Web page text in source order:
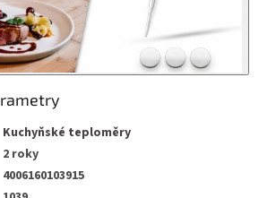
Kuchyňské teploměry
2 roky
4006160103915